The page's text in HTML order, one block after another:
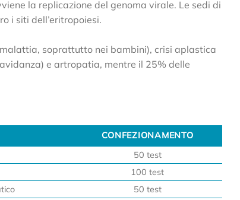
la replicazione del genoma virale. Le sedi di
i siti dell’eritropoiesi.
soprattutto nei bambini), crisi aplastica
e artropatia, mentre il 25% delle
CONFEZIONAMENTO
CONFEZIONAMENTO
50 test
100 test
50 test